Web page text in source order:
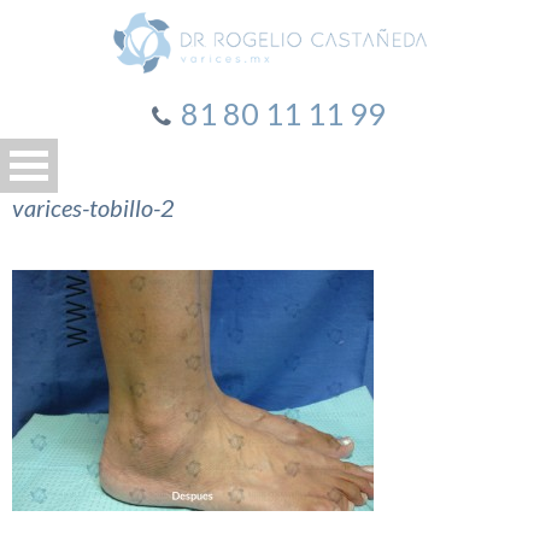
81 80 11 11 99
varices-tobillo-2